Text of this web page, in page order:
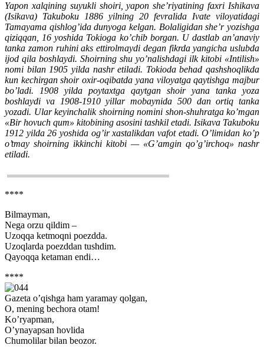
Yapon xalqining suyukli shoiri, yapon she’riyatining faxri Ishikava
(Isikava) Takuboku 1886 yilning 20 fevralida Ivate viloyatidagi
Tamayama qishlog’ida dunyoga kelgan. Bolaligidan she’r yozishga
qiziqqan, 16 yoshida Tokioga ko’chib borgan. U dastlab an’anaviy
tanka zamon ruhini aks ettirolmaydi degan fikrda yangicha uslubda
ijod qila boshlaydi. Shoirning shu yo’nalishdagi ilk kitobi «Intilish»
nomi bilan 1905 yilda nashr etiladi. Tokioda behad qashshoqlikda
kun kechirgan shoir oxir-oqibatda yana viloyatga qaytishga majbur
bo’ladi. 1908 yilda poytaxtga qaytgan shoir yana tanka yoza
boshlaydi va 1908-1910 yillar mobaynida 500 dan ortiq tanka
yozadi. Ular keyinchalik shoirning nomini shon-shuhratga ko’mgan
«Bir hovuch qum» kitobining asosini tashkil etadi. Isikava Takuboku
1912 yilda 26 yoshida og’ir xastalikdan vafot etadi. O’limidan ko’p
o’tmay shoirning ikkinchi kitobi — «G’amgin qo’g’irchoq» nashr
etiladi.
****
Bilmayman,
Nega orzu qildim –
Uzoqqa ketmoqni poezdda.
Uzoqlarda poezddan tushdim.
Qayoqqa ketaman endi…
****
Gazeta o’qishga ham yaramay qolgan,
O, mening bechora otam!
Ko’ryapman,
O’ynayapsan hovlida
Chumolilar bilan beozor.